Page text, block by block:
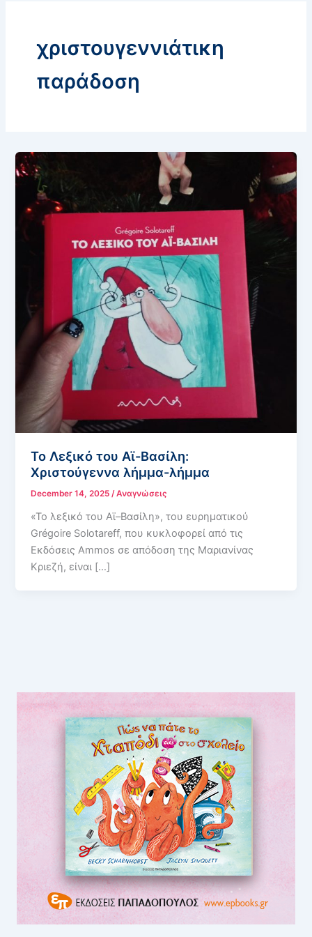
χριστουγεννιάτικη
παράδοση
Το Λεξικό του Αϊ-Βασίλη:
Χριστούγεννα λήμμα-λήμμα
December 14, 2025/Αναγνώσεις
«Το λεξικό του Αϊ–Βασίλη», του ευρηματικού
Grégoire Solotareff, που κυκλοφορεί από τις
Εκδόσεις Ammos σε απόδοση της Μαριανίνας
Κριεζή, είναι […]